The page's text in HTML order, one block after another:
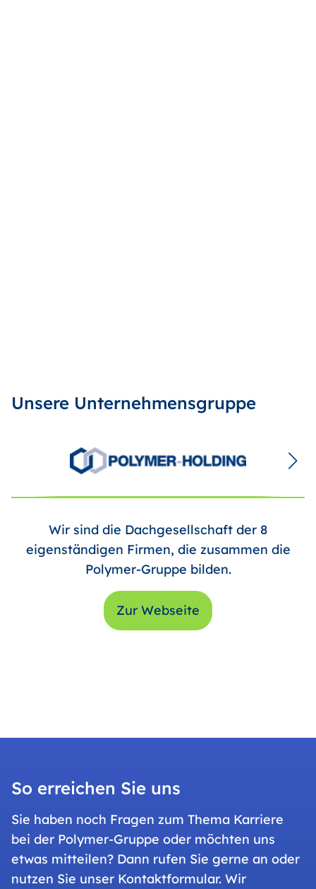
Unsere Unternehmensgruppe
Wir sind die Dachgesellschaft der 8
eigenständigen Firmen, die zusammen die
Polymer-Gruppe bilden.
Zur Webseite
So erreichen Sie uns
Sie haben noch Fragen zum Thema Karriere
bei der Polymer-Gruppe oder möchten uns
etwas mitteilen? Dann rufen Sie gerne an oder
nutzen Sie unser Kontaktformular. Wir